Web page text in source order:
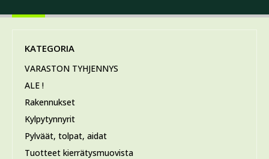
KATEGORIA
VARASTON TYHJENNYS
ALE !
Rakennukset
Kylpytynnyrit
Pylväät, tolpat, aidat
Tuotteet kierrätysmuovista